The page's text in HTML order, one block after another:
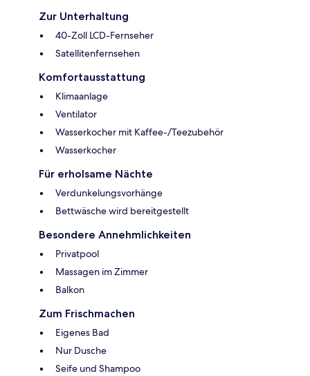
Zur Unterhaltung
40-Zoll LCD-Fernseher
Satellitenfernsehen
Komfortausstattung
Klimaanlage
Ventilator
Wasserkocher mit Kaffee-/Teezubehör
Wasserkocher
Für erholsame Nächte
Verdunkelungsvorhänge
Bettwäsche wird bereitgestellt
Besondere Annehmlichkeiten
Privatpool
Massagen im Zimmer
Balkon
Zum Frischmachen
Eigenes Bad
Nur Dusche
Seife und Shampoo